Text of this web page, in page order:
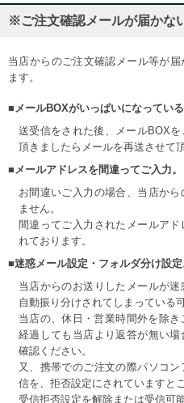
※ご注文確認メールが届かな
当店からのご注文確認メール等が
ます。
■メールBOXがいっぱいになっている
送受信をされた後、メールBOX
頂きましたらメールを再送させて
■メールアドレスを間違ってご入力。
お間違いご入力の場合、当店か
ません。
間違ってご入力されたメールア
れております。
■迷惑メール設定・フォルダ分け設定
当店からのお送りしたメールが
自動振り分けされてしまっている
当店の、休日・営業時間外を除
経過しても当店より返答が無い
確認ください。
又、携帯でのご注文の際パソコ
信を、拒否設定にされていますと
受信拒否設定を解除または受信可